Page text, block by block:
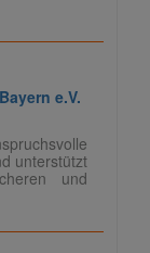
e.V.
unterstützt
und
wie
teilst dein